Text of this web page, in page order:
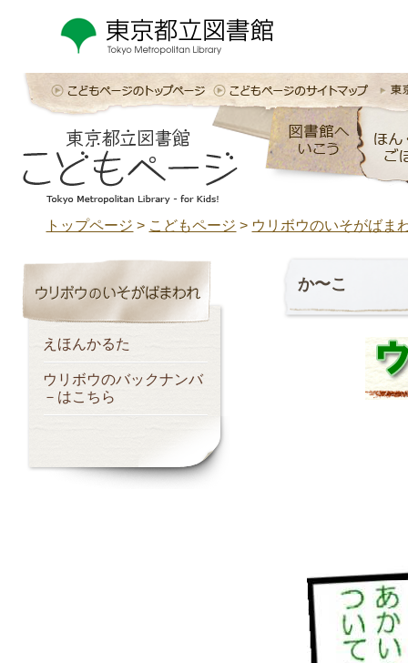
トップページ > こどもページ > ウリボウのいそがばま
えほんかるた
ウリボウのバックナンバ
－はこちら
か〜こ